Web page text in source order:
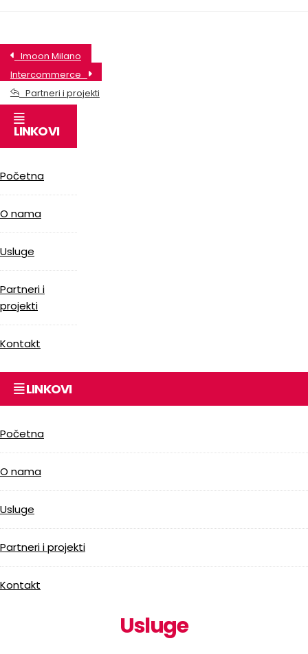
Imoon Milano
Intercommerce
Partneri i projekti
LINKOVI
Početna
O nama
Usluge
Partneri i
projekti
Kontakt
LINKOVI
Početna
O nama
Usluge
Partneri i projekti
Kontakt
Usluge